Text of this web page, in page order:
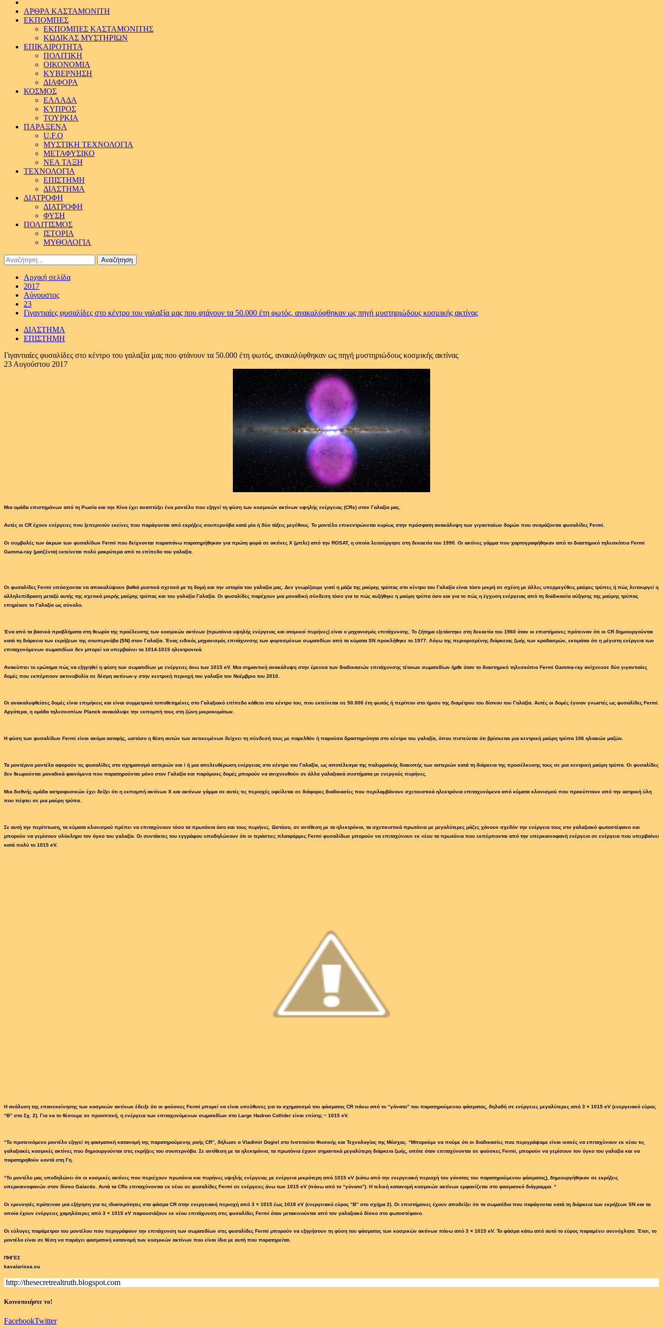
ΑΡΘΡΑ ΚΑΣΤΑΜΟΝΙΤΗ
ΕΚΠΟΜΠΕΣ
ΕΚΠΟΜΠΕΣ ΚΑΣΤΑΜΟΝΙΤΗΣ
ΚΩΔΙΚΑΣ ΜΥΣΤΗΡΙΩΝ
ΕΠΙΚΑΙΡΟΤΗΤΑ
ΠΟΛΙΤΙΚΗ
ΟΙΚΟΝΟΜΙΑ
ΚΥΒΕΡΝΗΣΗ
ΔΙΑΦΟΡΑ
ΚΟΣΜΟΣ
ΕΛΛΑΔΑ
ΚΥΠΡΟΣ
ΤΟΥΡΚΙΑ
ΠΑΡΑΞΕΝΑ
U.F.O
ΜΥΣΤΙΚΗ ΤΕΧΝΟΛΟΓΙΑ
ΜΕΤΑΦΥΣΙΚΟ
ΝΕΑ ΤΑΞΗ
ΤΕΧΝΟΛΟΓΙΑ
ΕΠΙΣΤΗΜΗ
ΔΙΑΣΤΗΜΑ
ΔΙΑΤΡΟΦΗ
ΔΙΑΤΡΟΦΗ
ΦΥΣΗ
ΠΟΛΙΤΙΣΜΟΣ
ΙΣΤΟΡΙΑ
ΜΥΘΟΛΟΓΙΑ
Αναζήτηση
για:
Αρχική σελίδα
2017
Αύγουστος
23
Γιγαντιαίες φυσαλίδες στο κέντρο του γαλαξία μας που φτάνουν τα 50.000 έτη φωτός, ανακαλύφθηκαν ως πηγή μυστηριώδους κοσμικής ακτίνας
ΔΙΑΣΤΗΜΑ
ΕΠΙΣΤΗΜΗ
Γιγαντιαίες φυσαλίδες στο κέντρο του γαλαξία μας που φτάνουν τα 50.000 έτη φωτός, ανακαλύφθηκαν ως πηγή μυστηριώδους κοσμικής ακτίνας
23 Αυγούστου 2017
Μια ομάδα επιστημόνων από τη Ρωσία και την Κίνα έχει αναπτύξει ένα μοντέλο που εξηγεί τη φύση των κοσμικών ακτίνων υψηλής ενέργειας (CRs) στον Γαλαξία μας.
Αυτές οι CR έχουν ενέργειες που ξεπερνούν εκείνες που παράγονται από εκρήξεις σουπερνόβα κατά μία ή δύο τάξεις μεγέθους. Το μοντέλο επικεντρώνεται κυρίως στην πρόσφατη ανακάλυψη των γιγαντιαίων δομών που ονομάζονται φυσαλίδες Fermi.
Οι συμβολές των άκρων των φυσαλίδων Fermi που δείχνονται παραπάνω παρατηρήθηκαν για πρώτη φορά σε ακτίνες Χ (μπλε) από την ROSAT, η οποία λειτούργησε στη δεκαετία του 1990. Οι ακτίνες γάμμα που χαρτογραφήθηκαν από το διαστημικό τηλεσκόπιο Fermi
Gamma-ray (ματζέντα) εκτείνεται πολύ μακρύτερα από το επίπεδο του γαλαξία.
Οι φυσαλίδες Fermi υπόσχονται να αποκαλύψουν βαθιά μυστικά σχετικά με τη δομή και την ιστορία του γαλαξία μας. Δεν γνωρίζουμε γιατί η μάζα της μαύρης τρύπας στο κέντρο του Γαλαξία είναι τόσο μικρή σε σχέση με άλλες υπερμεγέθεις μαύρες τρύπες ή πώς λειτουργεί η
αλληλεπίδραση μεταξύ αυτής της σχετικά μικρής μαύρης τρύπας και του γαλαξία Γαλαξία. Οι φυσαλίδες παρέχουν μια μοναδική σύνδεση τόσο για το πώς αυξήθηκε η μαύρη τρύπα όσο και για το πώς η έγχυση ενέργειας από τη διαδικασία αύξησης της μαύρης τρύπας
επηρέασε το Γαλαξία ως σύνολο.
Ένα από τα βασικά προβλήματα στη θεωρία της προέλευσης των κοσμικών ακτίνων (πρωτόνια υψηλής ενέργειας και ατομικοί πυρήνες) είναι ο μηχανισμός επιτάχυνσης. Το ζήτημα εξετάστηκε στη δεκαετία του 1960 όταν οι επιστήμονες πρότειναν ότι οι CR δημιουργούνται
κατά τη διάρκεια των εκρήξεων της σουπερνόβα (SN) στον Γαλαξία. Ένας ειδικός μηχανισμός επιτάχυνσης των φορτισμένων σωματιδίων από τα κύματα SN προκλήθηκε το 1977. Λόγω της περιορισμένης διάρκειας ζωής των κραδασμών, εκτιμάται ότι η μέγιστη ενέργεια των
επιταχυνόμενων σωματιδίων δεν μπορεί να υπερβαίνει τα 1014-1015 ηλεκτρονικά.
Ανακύπτει το ερώτημα πώς να εξηγηθεί η φύση των σωματιδίων με ενέργειες άνω των 1015 eV. Μια σημαντική ανακάλυψη στην έρευνα των διαδικασιών επιτάχυνσης τέτοιων σωματιδίων ήρθε όταν το διαστημικό τηλεσκόπιο Fermi Gamma-ray ανίχνευσε δύο γιγαντιαίες
δομές που εκπέμπουν ακτινοβολία σε δέσμη ακτίνων-γ στην κεντρική περιοχή του γαλαξία τον Νοέμβριο του 2010.
Οι ανακαλυφθείσες δομές είναι επιμήκεις και είναι συμμετρικά τοποθετημένες στο Γαλαξιακό επίπεδο κάθετο στο κέντρο του, που εκτείνεται σε 50.000 έτη φωτός ή περίπου στο ήμισυ της διαμέτρου του δίσκου του Γαλαξία. Αυτές οι δομές έγιναν γνωστές ως φυσαλίδες Fermi.
Αργότερα, η ομάδα τηλεσκοπίων Planck ανακάλυψε την εκπομπή τους στη ζώνη μικροκυμάτων.
Η φύση των φυσαλίδων Fermi είναι ακόμα ασαφής, ωστόσο η θέση αυτών των αντικειμένων δείχνει τη σύνδεσή τους με παρελθόν ή παρούσα δραστηριότητα στο κέντρο του γαλαξία, όπου πιστεύεται ότι βρίσκεται μια κεντρική μαύρη τρύπα 106 ηλιακών μαζών.
Τα μοντέρνα μοντέλα αφορούν τις φυσαλίδες στο σχηματισμό αστεριών και / ή μια απελευθέρωση ενέργειας στο κέντρο του Γαλαξία, ως αποτέλεσμα της παλιρροϊκής διακοπής των αστεριών κατά τη διάρκεια της προσέλκυσης τους σε μια κεντρική μαύρη τρύπα. Οι φυσαλίδες
δεν θεωρούνται μοναδικά φαινόμενα που παρατηρούνται μόνο στον Γαλαξία και παρόμοιες δομές μπορούν να ανιχνευθούν σε άλλα γαλαξιακά συστήματα με ενεργούς πυρήνες.
Μια διεθνής ομάδα αστροφυσικών έχει δείξει ότι η εκπομπή ακτίνων Χ και ακτίνων γάμμα σε αυτές τις περιοχές οφείλεται σε διάφορες διαδικασίες που περιλαμβάνουν σχετικιστικά ηλεκτρόνια επιταχυνόμενα από κύματα κλονισμού που προκύπτουν από την αστρική ύλη
που πέφτει σε μια μαύρη τρύπα.
Σε αυτή την περίπτωση, τα κύματα κλονισμού πρέπει να επιταχύνουν τόσο τα πρωτόνια όσο και τους πυρήνες. Ωστόσο, σε αντίθεση με τα ηλεκτρόνια, τα σχετικιστικά πρωτόνια με μεγαλύτερες μάζες χάνουν σχεδόν την ενέργεια τους στο γαλαξιακό φωτοστέφανο και
μπορούν να γεμίσουν ολόκληρο τον όγκο του γαλαξία. Οι συντάκτες του εγγράφου υποδηλώνουν ότι οι τεράστιες πλατφόρμες Fermi φυσαλίδων μπορούν να επιταχύνουν εκ νέου τα πρωτόνια που εκπέμπονται από την υπερκαινοφανή ενέργεια σε ενέργεια που υπερβαίνει
κατά πολύ το 1015 eV.
Η ανάλυση της επανεκκίνησης των κοσμικών ακτίνων έδειξε ότι οι φούσκες Fermi μπορεί να είναι υπεύθυνες για το σχηματισμό του φάσματος CR πάνω από το “γόνατο” του παρατηρούμενου φάσματος, δηλαδή σε ενέργειες μεγαλύτερες από 3 × 1015 eV (ενεργειακό εύρος
“Β” στο Σχ. 2). Για να το θέσουμε σε προοπτική, η ενέργεια των επιταχυνόμενων σωματιδίων στο Large Hadron Collider είναι επίσης ~ 1015 eV.
“Το προτεινόμενο μοντέλο εξηγεί τη φασματική κατανομή της παρατηρούμενης ροής CR”, δήλωσε ο Vladimir Dogiel στο Ινστιτούτο Φυσικής και Τεχνολογίας της Μόσχας. “Μπορούμε να πούμε ότι οι διαδικασίες που περιγράψαμε είναι ικανές να επιταχύνουν εκ νέου τις
γαλαξιακές κοσμικές ακτίνες που δημιουργούνται στις εκρήξεις του σουπερνόβα. Σε αντίθεση με τα ηλεκτρόνια, τα πρωτόνια έχουν σημαντικά μεγαλύτερη διάρκεια ζωής, οπότε όταν επιταχύνονται σε φούσκες Fermi, μπορούν να γεμίσουν τον όγκο του γαλαξία και να
παρατηρηθούν κοντά στη Γη.
“Το μοντέλο μας υποδηλώνει ότι οι κοσμικές ακτίνες που περιέχουν πρωτόνια και πυρήνες υψηλής ενέργειας με ενέργεια μικρότερη από 1015 eV (κάτω από την ενεργειακή περιοχή του γόνατος του παρατηρούμενου φάσματος), δημιουργήθηκαν σε εκρήξεις
υπερκαινοφανών στον δίσκο Galactic. Αυτά τα CRs επιταχύνονται εκ νέου σε φυσαλίδες Fermi σε ενέργειες άνω των 1015 eV (πάνω από το “γόνατο”). Η τελική κατανομή κοσμικών ακτίνων εμφανίζεται στο φασματικό διάγραμμα. “
Οι ερευνητές πρότειναν μια εξήγηση για τις ιδιαιτερότητες στο φάσμα CR στην ενεργειακή περιοχή από 3 × 1015 έως 1018 eV (ενεργειακό εύρος “Β” στο σχήμα 2). Οι επιστήμονες έχουν αποδείξει ότι τα σωματίδια που παράγονται κατά τη διάρκεια των εκρήξεων SN και τα
οποία έχουν ενέργειες χαμηλότερες από 3 × 1015 eV παρουσιάζουν εκ νέου επιτάχυνση στις φυσαλίδες Fermi όταν μετακινούνται από τον γαλαξιακό δίσκο στο φωτοστέφανο.
Οι εύλογες παράμετροι του μοντέλου που περιγράφουν την επιτάχυνση των σωματιδίων στις φυσαλίδες Fermi μπορούν να εξηγήσουν τη φύση του φάσματος των κοσμικών ακτίνων πάνω από 3 × 1015 eV. Το φάσμα κάτω από αυτό το εύρος παραμένει ανενόχλητο. Έτσι, το
μοντέλο είναι σε θέση να παράγει φασματική κατανομή των κοσμικών ακτίνων που είναι ίδια με αυτή που παρατηρείται.
ΠΗΓΕΣ
kavalarissa.eu
http://thesecretrealtruth.blogspot.com
Κοινοποιήστε το!
FacebookTwitter